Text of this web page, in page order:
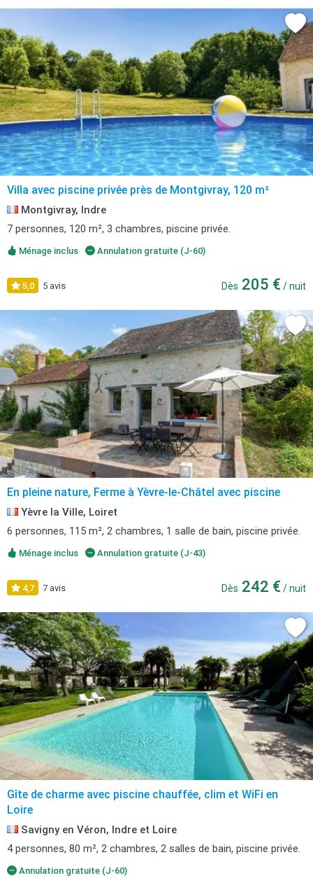
Villa avec piscine privée près de Montgivray, 120 m²
Montgivray, Indre
7 personnes, 120 m², 3 chambres, piscine privée.
Ménage inclus Annulation gratuite (J-60)
5,0 5 avis Dès 205 € / nuit
En pleine nature, Ferme à Yèvre-le-Châtel avec piscine
Yèvre la Ville, Loiret
6 personnes, 115 m², 2 chambres, 1 salle de bain, piscine privée.
Ménage inclus Annulation gratuite (J-43)
4,7 7 avis Dès 242 € / nuit
Gîte de charme avec piscine chauffée, clim et WiFi en
Loire
Savigny en Véron, Indre et Loire
4 personnes, 80 m², 2 chambres, 2 salles de bain, piscine privée.
Annulation gratuite (J-60)